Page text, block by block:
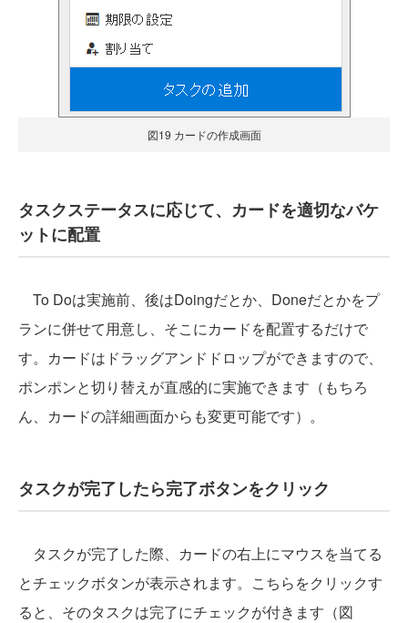
図19 カードの作成画面
タスクステータスに応じて、カードを適切なバケ
ットに配置
To Doは実施前、後はDoingだとか、Doneだとかをプ
ランに併せて用意し、そこにカードを配置するだけで
す。カードはドラッグアンドドロップができますので、
ポンポンと切り替えが直感的に実施できます（もちろ
ん、カードの詳細画面からも変更可能です）。
タスクが完了したら完了ボタンをクリック
タスクが完了した際、カードの右上にマウスを当てる
とチェックボタンが表示されます。こちらをクリックす
ると、そのタスクは完了にチェックが付きます（図